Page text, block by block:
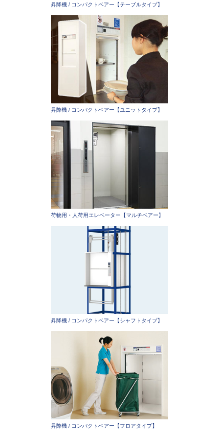
昇降機 / コンパクトベアー【テーブルタイプ】
昇降機 / コンパクトベアー【ユニットタイプ】
荷物用・人荷用エレベーター【マルチベアー】
昇降機 / コンパクトベアー【シャフトタイプ】
昇降機 / コンパクトベアー【フロアタイプ】